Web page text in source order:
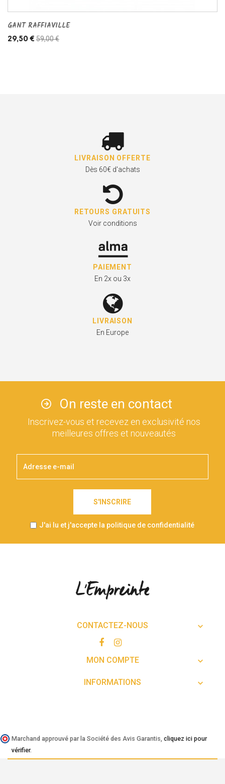
GANT RAFFIAVILLE
29,50 € 59,00 €
LIVRAISON OFFERTE
Dès 60€ d'achats
RETOURS GRATUITS
Voir conditions
PAIEMENT
En 2x ou 3x
LIVRAISON
En Europe
On reste en contact
Inscrivez-vous et recevez en exclusivité nos
meilleures offres et nouveautés
S'INSCRIRE
J'ai lu et j'accepte la politique de confidentialité
CONTACTEZ-NOUS 
MON COMPTE 
INFORMATIONS 
Marchand approuvé par la Société des Avis Garantis, cliquez ici pour
vérifier.